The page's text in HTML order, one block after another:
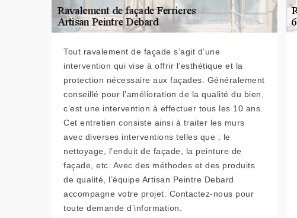
Tout ravalement de façade s’agit d’une
intervention qui vise à offrir l’esthétique et la
protection nécessaire aux façades. Généralement
conseillé pour l’amélioration de la qualité du bien,
c’est une intervention à effectuer tous les 10 ans.
Cet entretien consiste ainsi à traiter les murs
avec diverses interventions telles que : le
nettoyage, l’enduit de façade, la peinture de
façade, etc. Avec des méthodes et des produits
de qualité, l’équipe Artisan Peintre Debard
accompagne votre projet. Contactez-nous pour
toute demande d’information.